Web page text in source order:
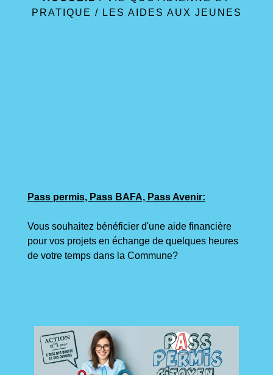
PRATIQUE / LES AIDES AUX JEUNES
Pass permis, Pass BAFA, Pass Avenir:
Vous souhaitez bénéficier d'une aide financière
pour vos projets en échange de quelques heures
de votre temps dans la Commune?